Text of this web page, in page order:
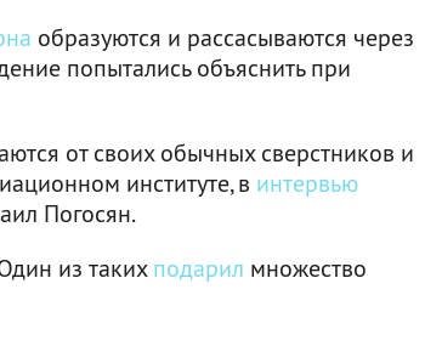
образуются и рассасываются через
попытались объяснить при
от своих обычных сверстников и
институте, в интервью
Погосян.
из такихподарил множество